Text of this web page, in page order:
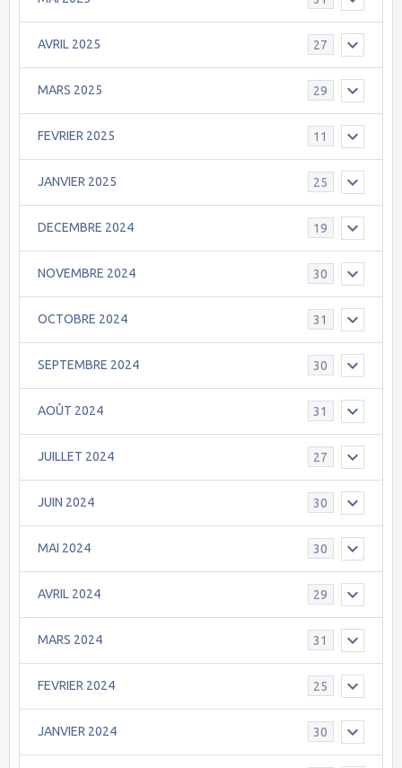
AVRIL 2025 27
MARS 2025 29
FEVRIER 2025 11
JANVIER 2025 25
DECEMBRE 2024 19
NOVEMBRE 2024 30
OCTOBRE 2024 31
SEPTEMBRE 2024 30
AOÛT 2024 31
JUILLET 2024 27
JUIN 2024 30
MAI 2024 30
AVRIL 2024 29
MARS 2024 31
FEVRIER 2024 25
JANVIER 2024 30